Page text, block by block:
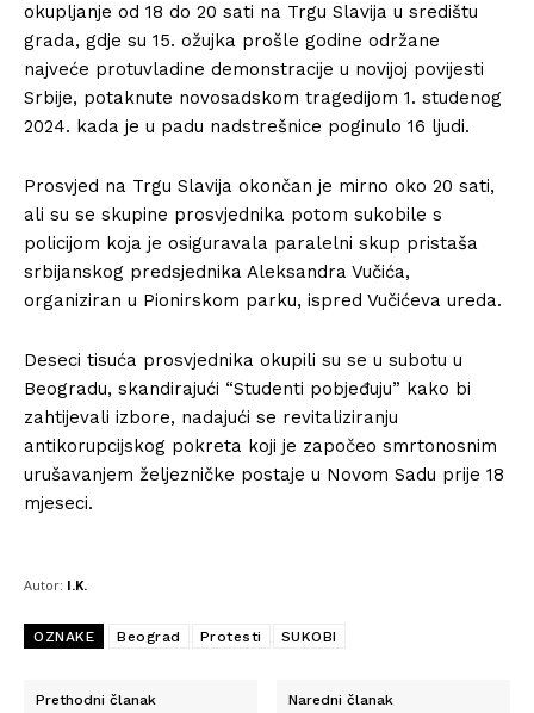
okupljanje od 18 do 20 sati na Trgu Slavija u središtu
grada, gdje su 15. ožujka prošle godine održane
najveće protuvladine demonstracije u novijoj povijesti
Srbije, potaknute novosadskom tragedijom 1. studenog
2024. kada je u padu nadstrešnice poginulo 16 ljudi.
Prosvjed na Trgu Slavija okončan je mirno oko 20 sati,
ali su se skupine prosvjednika potom sukobile s
policijom koja je osiguravala paralelni skup pristaša
srbijanskog predsjednika Aleksandra Vučića,
organiziran u Pionirskom parku, ispred Vučićeva ureda.
Deseci tisuća prosvjednika okupili su se u subotu u
Beogradu, skandirajući “Studenti pobjeđuju” kako bi
zahtijevali izbore, nadajući se revitaliziranju
antikorupcijskog pokreta koji je započeo smrtonosnim
urušavanjem željezničke postaje u Novom Sadu prije 18
mjeseci.
Autor: I.K.
OZNAKE Beograd Protesti SUKOBI
Prethodni članak Naredni članak